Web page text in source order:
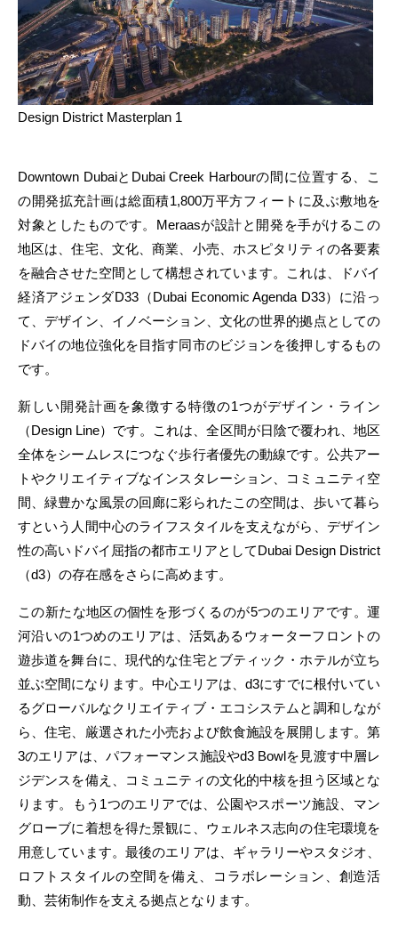
Design District Masterplan 1
Downtown DubaiとDubai Creek Harbourの間に位置する、こ
の開発拡充計画は総面積1,800万平方フィートに及ぶ敷地を
対象としたものです。Meraasが設計と開発を手がけるこの
地区は、住宅、文化、商業、小売、ホスピタリティの各要素
を融合させた空間として構想されています。これは、ドバイ
経済アジェンダD33（Dubai Economic Agenda D33）に沿っ
て、デザイン、イノベーション、文化の世界的拠点としての
ドバイの地位強化を目指す同市のビジョンを後押しするもの
です。
新しい開発計画を象徴する特徴の1つがデザイン・ライン
（Design Line）です。これは、全区間が日陰で覆われ、地区
全体をシームレスにつなぐ歩行者優先の動線です。公共アー
トやクリエイティブなインスタレーション、コミュニティ空
間、緑豊かな風景の回廊に彩られたこの空間は、歩いて暮ら
すという人間中心のライフスタイルを支えながら、デザイン
性の高いドバイ屈指の都市エリアとしてDubai Design District
（d3）の存在感をさらに高めます。
この新たな地区の個性を形づくるのが5つのエリアです。運
河沿いの1つめのエリアは、活気あるウォーターフロントの
遊歩道を舞台に、現代的な住宅とブティック・ホテルが立ち
並ぶ空間になります。中心エリアは、d3にすでに根付いてい
るグローバルなクリエイティブ・エコシステムと調和しなが
ら、住宅、厳選された小売および飲食施設を展開します。第
3のエリアは、パフォーマンス施設やd3 Bowlを見渡す中層レ
ジデンスを備え、コミュニティの文化的中核を担う区域とな
ります。もう1つのエリアでは、公園やスポーツ施設、マン
グローブに着想を得た景観に、ウェルネス志向の住宅環境を
用意しています。最後のエリアは、ギャラリーやスタジオ、
ロフトスタイルの空間を備え、コラボレーション、創造活
動、芸術制作を支える拠点となります。